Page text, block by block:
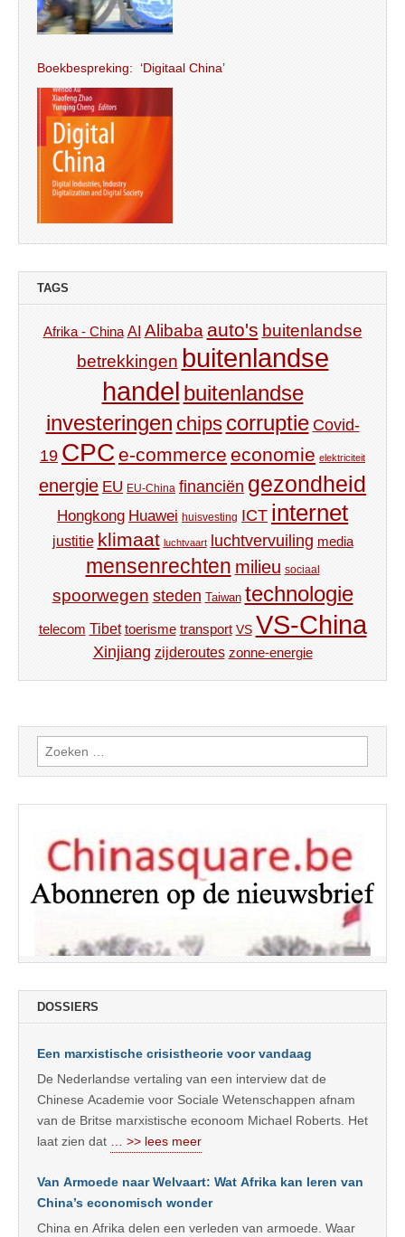
Boekbespreking: ‘Digitaal China’
TAGS
Afrika - China AI Alibaba auto's buitenlandse
betrekkingen buitenlandse
handel buitenlandse
investeringen chips corruptie Covid-
19 CPC e-commerce economie elektriciteit
energie EU EU-China financiën gezondheid
Hongkong Huawei huisvesting ICT internet
justitie klimaat luchtvaart luchtvervuiling media
mensenrechten milieu sociaal
spoorwegen steden Taiwan technologie
telecom Tibet toerisme transport VS VS-China
Xinjiang zijderoutes zonne-energie
Zoeken
naar:
DOSSIERS
Een marxistische crisistheorie voor vandaag
De Nederlandse vertaling van een interview dat de
Chinese Academie voor Sociale Wetenschappen afnam
van de Britse marxistische econoom Michael Roberts. Het
laat zien dat … >> lees meer
Van Armoede naar Welvaart: Wat Afrika kan leren van
China’s economisch wonder
China en Afrika delen een verleden van armoede. Waar